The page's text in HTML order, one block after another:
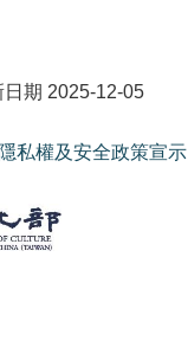
期 2025-12-05
隱私權及安全政策宣示